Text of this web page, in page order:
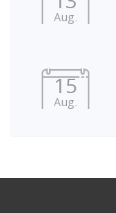
Aug.
15
Aug.